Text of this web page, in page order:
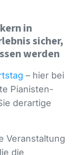
in
sicher,
werden
– hier bei
Pianisten-
derartige
Veranstaltung
die